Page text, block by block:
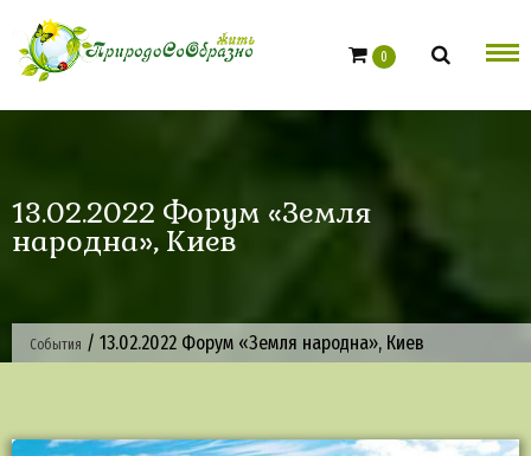
content
0
13.02.2022 Форум «Земля
народна», Киев
События / 13.02.2022 Форум «Земля народна», Киев